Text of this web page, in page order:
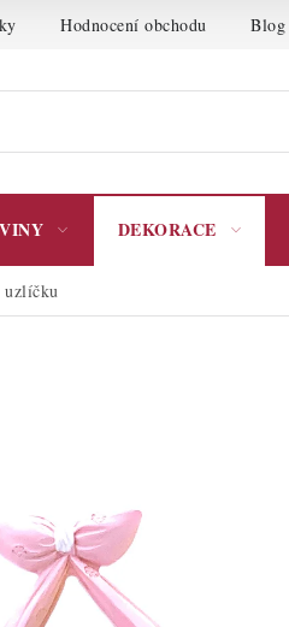
Hodnocení obchodu Blog
DEKORACE
uzlíčku